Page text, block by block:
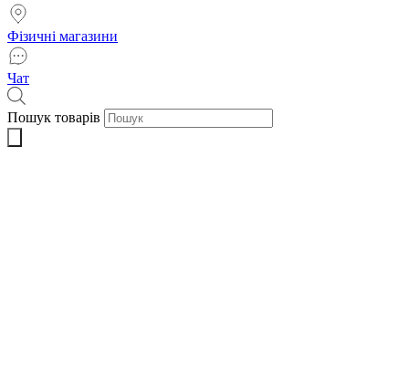
Фізичні магазини
Чат
Пошук товарів